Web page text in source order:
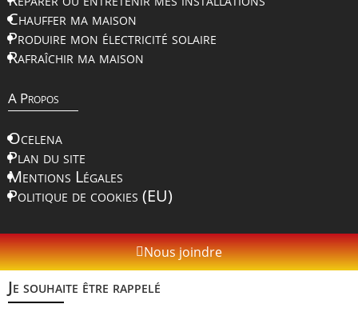
Chauffer ma maison
Produire mon électricité solaire
Rafraîchir ma maison
A Propos
Ocelena
Plan du site
Mentions Légales
Politique de cookies (EU)
Nous joindre
Je souhaite être rappelé